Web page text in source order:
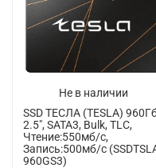
Не в наличии
SSD ТЕСЛА (TESLA)
2.5", SATA3, Bulk, TLC,
Чтение:550мб/с,
Запись:500мб/с
960GS3)